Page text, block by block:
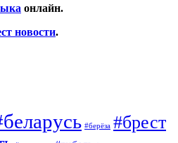
онлайн.
новости.
#берёза #брест